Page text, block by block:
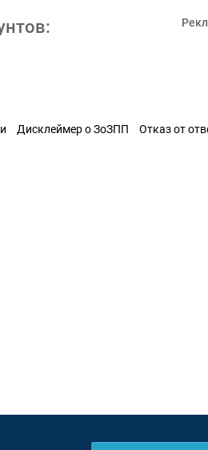
Дисклеймер о ЗоЗПП Отказ от